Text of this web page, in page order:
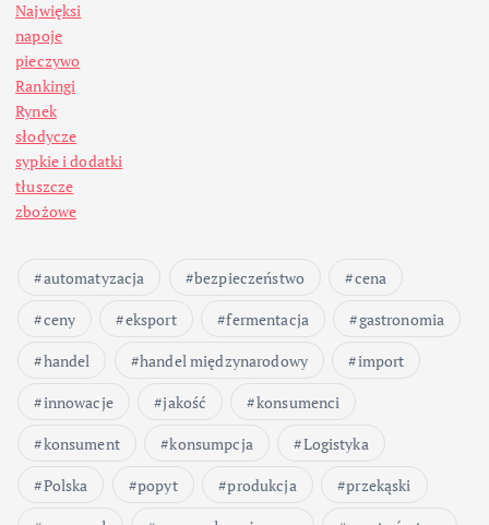
Najwięksi
napoje
pieczywo
Rankingi
Rynek
słodycze
sypkie i dodatki
tłuszcze
zbożowe
automatyzacja bezpieczeństwo
cena
ceny
eksport fermentacja
gastronomia
handel
handel międzynarodowy
import
innowacje
jakość
konsumenci
konsument
konsumpcja
Logistyka
Polska
popyt produkcja
przekąski